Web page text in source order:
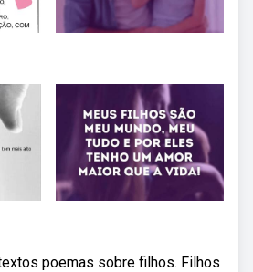
poemas sobre filhos. Filhos